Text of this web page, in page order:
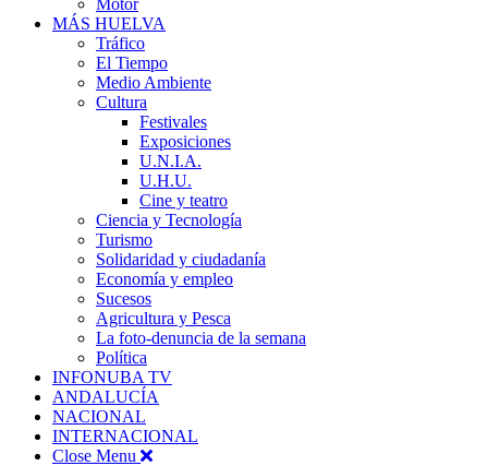
Motor
MÁS HUELVA
Tráfico
El Tiempo
Medio Ambiente
Cultura
Festivales
Exposiciones
U.N.I.A.
U.H.U.
Cine y teatro
Ciencia y Tecnología
Turismo
Solidaridad y ciudadanía
Economía y empleo
Sucesos
Agricultura y Pesca
La foto-denuncia de la semana
Política
INFONUBA TV
ANDALUCÍA
NACIONAL
INTERNACIONAL
Close Menu